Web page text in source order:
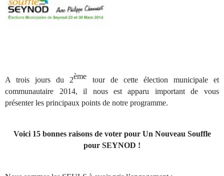
A trois jours du 2ème tour de cette élection municipale et
communautaire 2014, il nous est apparu important de vous
présenter les principaux points de notre programme.
Voici 15 bonnes raisons de voter pour Un Nouveau Souffle
pour SEYNOD !